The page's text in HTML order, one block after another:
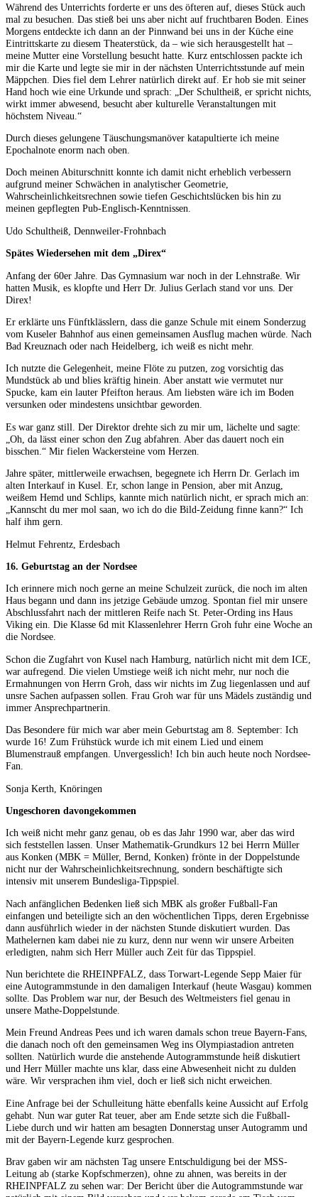
Während des Unterrichts forderte er uns des öfteren auf, dieses Stück auch
mal zu besuchen. Das stieß bei uns aber nicht auf fruchtbaren Boden. Eines
Morgens entdeckte ich dann an der Pinnwand bei uns in der Küche eine
Eintrittskarte zu diesem Theaterstück, da – wie sich herausgestellt hat –
meine Mutter eine Vorstellung besucht hatte. Kurz entschlossen packte ich
mir die Karte und legte sie mir in der nächsten Unterrichtsstunde auf mein
Mäppchen. Dies fiel dem Lehrer natürlich direkt auf. Er hob sie mit seiner
Hand hoch wie eine Urkunde und sprach: „Der Schultheiß, er spricht nichts,
wirkt immer abwesend, besucht aber kulturelle Veranstaltungen mit
höchstem Niveau.“
Durch dieses gelungene Täuschungsmanöver katapultierte ich meine
Epochalnote enorm nach oben.
Doch meinen Abiturschnitt konnte ich damit nicht erheblich verbessern
aufgrund meiner Schwächen in analytischer Geometrie,
Wahrscheinlichkeitsrechnen sowie tiefen Geschichtslücken bis hin zu
meinen gepflegten Pub-Englisch-Kenntnissen.
Udo Schultheiß, Dennweiler-Frohnbach
Spätes Wiedersehen mit dem „Direx“
Anfang der 60er Jahre. Das Gymnasium war noch in der Lehnstraße. Wir
hatten Musik, es klopfte und Herr Dr. Julius Gerlach stand vor uns. Der
Direx!
Er erklärte uns Fünftklässlern, dass die ganze Schule mit einem Sonderzug
vom Kuseler Bahnhof aus einen gemeinsamen Ausflug machen würde. Nach
Bad Kreuznach oder nach Heidelberg, ich weiß es nicht mehr.
Ich nutzte die Gelegenheit, meine Flöte zu putzen, zog vorsichtig das
Mundstück ab und blies kräftig hinein. Aber anstatt wie vermutet nur
Spucke, kam ein lauter Pfeifton heraus. Am liebsten wäre ich im Boden
versunken oder mindestens unsichtbar geworden.
Es war ganz still. Der Direktor drehte sich zu mir um, lächelte und sagte:
„Oh, da lässt einer schon den Zug abfahren. Aber das dauert noch ein
bisschen.“ Mir fielen Wackersteine vom Herzen.
Jahre später, mittlerweile erwachsen, begegnete ich Herrn Dr. Gerlach im
alten Interkauf in Kusel. Er, schon lange in Pension, aber mit Anzug,
weißem Hemd und Schlips, kannte mich natürlich nicht, er sprach mich an:
„Kannscht du mer mol saan, wo ich do die Bild-Zeidung finne kann?“ Ich
half ihm gern.
Helmut Fehrentz, Erdesbach
16. Geburtstag an der Nordsee
Ich erinnere mich noch gerne an meine Schulzeit zurück, die noch im alten
Haus begann und dann ins jetzige Gebäude umzog. Spontan fiel mir unsere
Abschlussfahrt nach der mittleren Reife nach St. Peter-Ording ins Haus
Viking ein. Die Klasse 6d mit Klassenlehrer Herrn Groh fuhr eine Woche an
die Nordsee.
Schon die Zugfahrt von Kusel nach Hamburg, natürlich nicht mit dem ICE,
war aufregend. Die vielen Umstiege weiß ich nicht mehr, nur noch die
Ermahnungen von Herrn Groh, dass wir nichts im Zug liegenlassen und auf
unsre Sachen aufpassen sollen. Frau Groh war für uns Mädels zuständig und
immer Ansprechpartnerin.
Das Besondere für mich war aber mein Geburtstag am 8. September: Ich
wurde 16! Zum Frühstück wurde ich mit einem Lied und einem
Blumenstrauß empfangen. Unvergesslich! Ich bin auch heute noch Nordsee-
Fan.
Sonja Kerth, Knöringen
Ungeschoren davongekommen
Ich weiß nicht mehr ganz genau, ob es das Jahr 1990 war, aber das wird
sich feststellen lassen. Unser Mathematik-Grundkurs 12 bei Herrn Müller
aus Konken (MBK = Müller, Bernd, Konken) frönte in der Doppelstunde
nicht nur der Wahrscheinlichkeitsrechnung, sondern beschäftigte sich
intensiv mit unserem Bundesliga-Tippspiel.
Nach anfänglichen Bedenken ließ sich MBK als großer Fußball-Fan
einfangen und beteiligte sich an den wöchentlichen Tipps, deren Ergebnisse
dann ausführlich wieder in der nächsten Stunde diskutiert wurden. Das
Mathelernen kam dabei nie zu kurz, denn nur wenn wir unsere Arbeiten
erledigten, nahm sich Herr Müller auch Zeit für das Tippspiel.
Nun berichtete die RHEINPFALZ, dass Torwart-Legende Sepp Maier für
eine Autogrammstunde in den damaligen Interkauf (heute Wasgau) kommen
sollte. Das Problem war nur, der Besuch des Weltmeisters fiel genau in
unsere Mathe-Doppelstunde.
Mein Freund Andreas Pees und ich waren damals schon treue Bayern-Fans,
die danach noch oft den gemeinsamen Weg ins Olympiastadion antreten
sollten. Natürlich wurde die anstehende Autogrammstunde heiß diskutiert
und Herr Müller machte uns klar, dass eine Abwesenheit nicht zu dulden
wäre. Wir versprachen ihm viel, doch er ließ sich nicht erweichen.
Eine Anfrage bei der Schulleitung hätte ebenfalls keine Aussicht auf Erfolg
gehabt. Nun war guter Rat teuer, aber am Ende setzte sich die Fußball-
Liebe durch und wir hatten am besagten Donnerstag unser Autogramm und
mit der Bayern-Legende kurz gesprochen.
Brav gaben wir am nächsten Tag unsere Entschuldigung bei der MSS-
Leitung ab (starke Kopfschmerzen), ohne zu ahnen, was bereits in der
RHEINPFALZ zu sehen war: Der Bericht über die Autogrammstunde war